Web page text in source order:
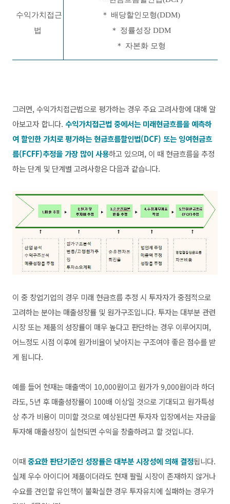
수익가치접근
법
＊ 배당할인모형(DDM)
＊ 정률성장 DDM
＊ 자본화 모형
그러면, 수익가치접근법으로 평가하는 경우 주요 고려사항에 대해 알
아보고자 합니다. 수익가치접근법 중에서는 미래현금흐름을 예측하
여 할인한 가치로 평가하는 현금흐름할인법(DCF) 또는 잉여현금흐
름(FCFF)추정을 가장 많이 사용하고 있으며, 이 때 현금흐름을 추정
하는 단계 및 단계별 고려사항은 다음과 같습니다.
이 중 창업기업의 경우 미래 현금흐름 추정 시 투자자가 중점적으로
고려하는 분야는 매출성장률 및 원가구조입니다. 투자는 대부분 관련
시장 또는 제품의 성장률이 매우 높다고 판단하는 경우 이루어지며,
어느정도 시점 이후에 원가비율이 낮아지는 구조여야 좋은 점수를 받
게 됩니다.
예를 들어 현재는 매출액이 10,000원이고 원가가 9,000원이라 하더
라도, 5년 후 매출성장률이 100배 이상일 것으로 기대되고 원가특성
상 추가 비용이 미미할 것으로 예상된다면 투자자 입장에서는 자금을
투자해 매출성장이 실현되면 수익을 창출하려고 할 것입니다.
이때중요한 판단기준인 성장률은 대부분 시장성에 의해 결정됩니다.
실제 우수 아이디어 제품이더라도 현재 팔릴 시장이 존재하지 않거나
수요를 견인할 유인책이 불확실한 경우 투자유치에 실패하는 경우가